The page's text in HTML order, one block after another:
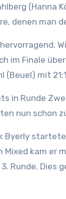
(Hanna
denen man
im Finale
(Beuel) mit
in Runde
nun schon
kam er
Runde. Dies